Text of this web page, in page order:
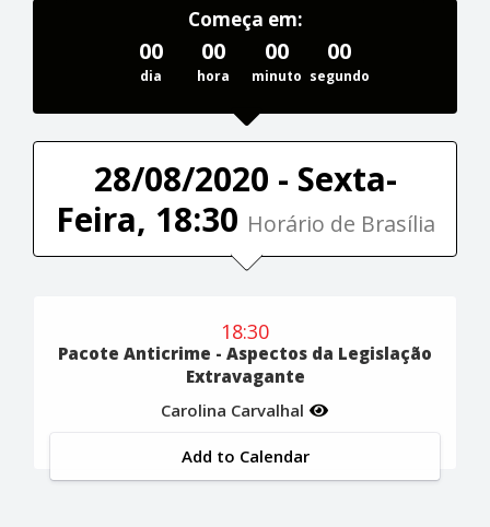
Começa em:
00
dia
00
hora
00
minuto
00
segundo
28/08/2020 - Sexta-
Feira, 18:30 Horário de Brasília
18:30
Pacote Anticrime - Aspectos da Legislação
Extravagante
Carolina Carvalhal
Add to Calendar